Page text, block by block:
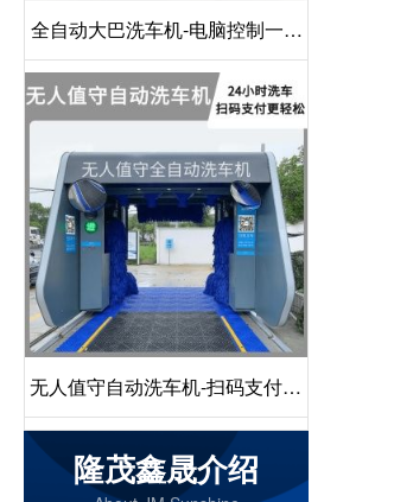
全自动大巴洗车机-电脑控制一键
启动清洗[隆茂鑫晟]
无人值守自动洗车机-扫码支付24
小时不停机洗车[隆茂鑫晟]
隆茂鑫晟介绍